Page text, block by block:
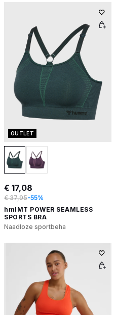
OUTLET
€ 17,08
€ 37,95-55%
hmlMT POWER SEAMLESS
SPORTS BRA
Naadloze sportbeha